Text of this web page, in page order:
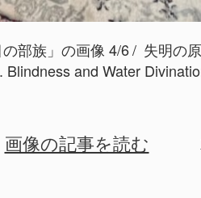
部族」の画像 4/6
失明の
and Water
画像の記事を読む